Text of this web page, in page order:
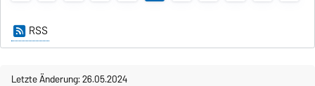
RSS
Letzte Änderung: 26.05.2024